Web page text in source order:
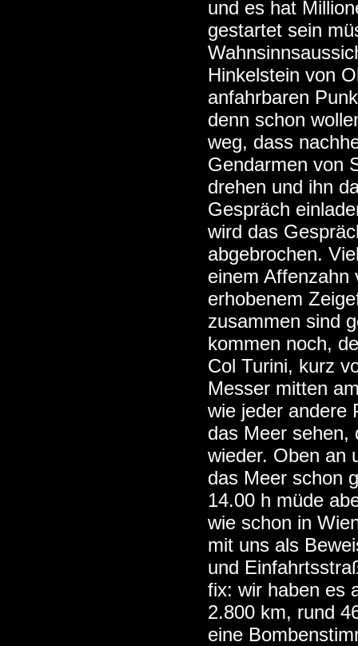
und es hat
gestartet sein
Hinkelstein von
anfahrbaren
denn schon
weg, dass
Gendarmen von
drehen und ihn
Gespräch
wird das
abgebrochen.
einem Affenzahn
erhobenem
zusammen sind
kommen noch,
Col Turini, kurz
Messer mitten
wie jeder andere
das Meer sehen,
wieder. Oben an
das Meer schon
14.00 h müde
wie schon in
mit uns als
und
fix: wir haben es
2.800 km, rund
eine